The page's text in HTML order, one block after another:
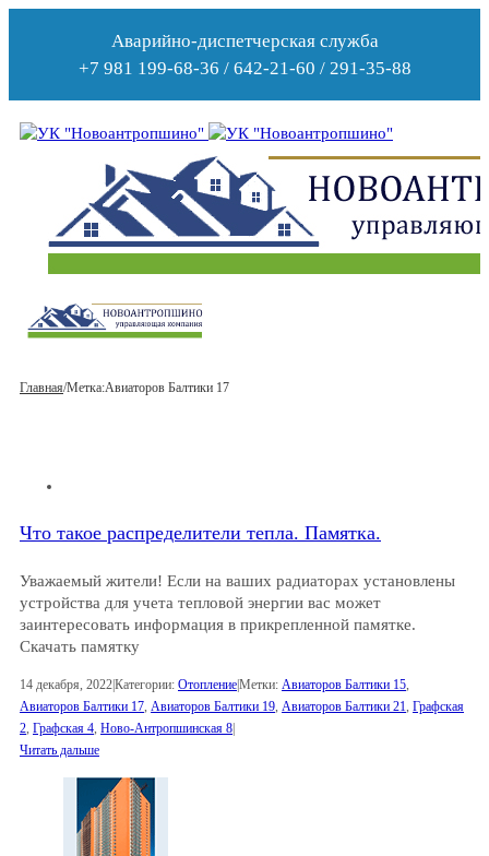
Аварийно-диспетчерская служба
+7 981 199-68-36 / 642-21-60 / 291-35-88
Главная/Метка:Авиаторов Балтики 17
Что такое распределители тепла. Памятка.
Уважаемый жители! Если на ваших радиаторах установлены
устройства для учета тепловой энергии вас может
заинтересовать информация в прикрепленной памятке.
Скачать памятку
14 декабря, 2022|Категории: Отопление|Метки: Авиаторов Балтики 15
Авиаторов Балтики 17 Авиаторов Балтики 19 Авиаторов Балтики 21 Графская
2 Графская 4 Ново-Антропшинская 8|
Читать дальше